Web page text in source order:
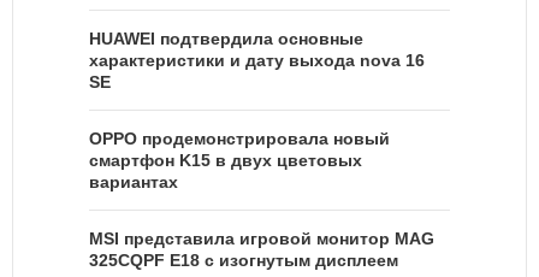
HUAWEI подтвердила основные
характеристики и дату выхода nova 16
SE
OPPO продемонстрировала новый
смартфон K15 в двух цветовых
вариантах
MSI представила игровой монитор MAG
325CQPF E18 с изогнутым дисплеем